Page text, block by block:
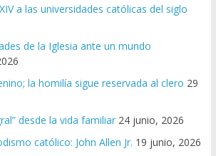
a las universidades católicas del siglo
de la Iglesia ante un mundo
la homilía sigue reservada al clero 29
desde la vida familiar 24 junio, 2026
católico: John Allen Jr. 19 junio, 2026